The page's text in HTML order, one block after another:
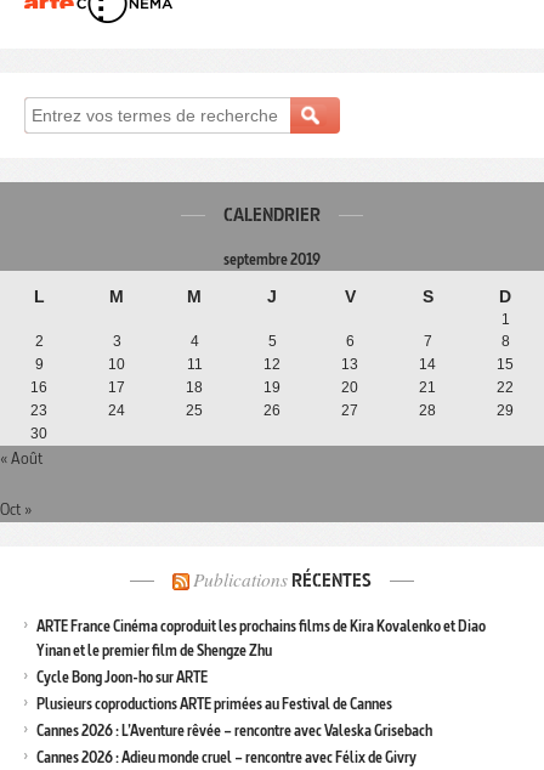
CALENDRIER
septembre 2019
L M M J V S D
1
2
3 4 5 6 7
8
9
10 11 12 13 14
15
16
17 18 19 20 21
22
23
24 25 26 27 28
29
30
« Août
Oct »
Publications RÉCENTES
ARTE France Cinéma coproduit les prochains films de Kira Kovalenko et Diao
Yinan et le premier film de Shengze Zhu
Cycle Bong Joon-ho sur ARTE
Plusieurs coproductions ARTE primées au Festival de Cannes
Cannes 2026 : L’Aventure rêvée – rencontre avec Valeska Grisebach
Cannes 2026 : Adieu monde cruel – rencontre avec Félix de Givry